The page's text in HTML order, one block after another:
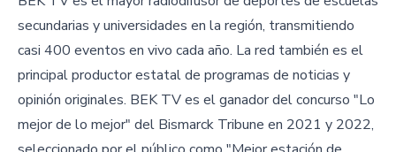
secundarias y universidades en la región, transmitiendo
casi 400 eventos en vivo cada año. La red también es el
principal productor estatal de programas de noticias y
opinión originales. BEK TV es el ganador del concurso "Lo
mejor de lo mejor" del Bismarck Tribune en 2021 y 2022,